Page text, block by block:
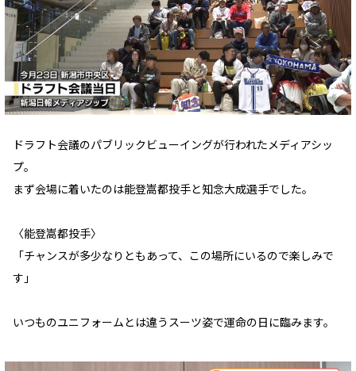
ドラフト会議のパブリックビューイングが行われたメディアシッ
プ。
まず会場に着いたのは能登嵩都投手と知念大成選手でした。
〈能登嵩都投手〉
「チャンスが多少なりともあって、この場所にいるので楽しみで
す」
いつものユニフォームとは違うスーツ姿で運命の日に臨みます。